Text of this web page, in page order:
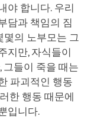
야 합니다. 우리
담과 책임의 짐
몇의 노부모는 그
지만, 자식들이
그들이 죽을 때는
파괴적인 행동
한 행동 때문에
입니다.